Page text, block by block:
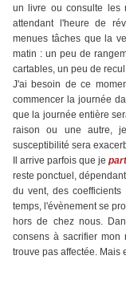
un livre ou consulte les
attendant l'heure de
menues tâches que la
matin : un peu de
cartables, un peu de
J'ai besoin de ce
commencer la journée
que la journée entière
raison ou une autre,
susceptibilité sera
Il arrive parfois que je
reste ponctuel,
du vent, des
temps, l'évènement se
hors de chez nous.
consens à sacrifier mon
trouve pas affectée. Mais